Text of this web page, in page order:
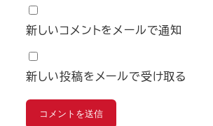
新しいコメントをメールで通知
新しい投稿をメールで受け取る